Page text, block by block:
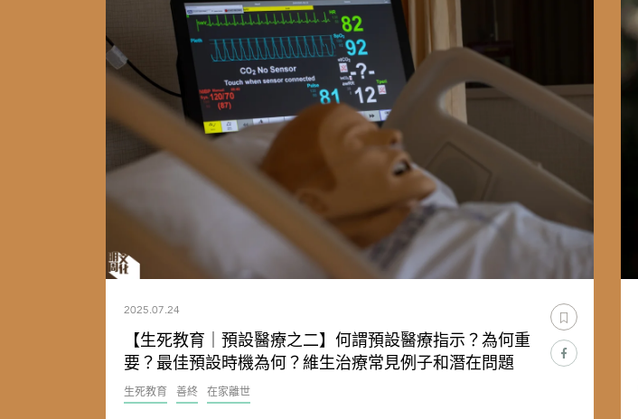
2025.07.24
【生死教育｜預設醫療之二】何謂預設醫療指示？為何重
要？最佳預設時機為何？維生治療常見例子和潛在問題
生死教育 善終 在家離世